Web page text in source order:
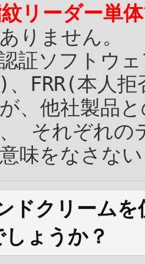
リーダー単
りません。
証ソフトウ
、FRR(本人
、他社製品
それぞれの
味をなさな
ドクリーム
ょうか？